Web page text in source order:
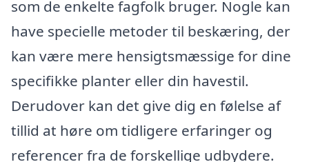
som de enkelte fagfolk bruger. Nogle kan
have specielle metoder til beskæring, der
kan være mere hensigtsmæssige for dine
specifikke planter eller din havestil.
Derudover kan det give dig en følelse af
tillid at høre om tidligere erfaringer og
referencer fra de forskellige udbydere.